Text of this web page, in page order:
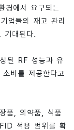
경에서 요구되는
업들의 재고 관리
기대된다.
된 RF 성능과 유
비를 제공한다고
품, 의약품, 식품
적용 범위를 확